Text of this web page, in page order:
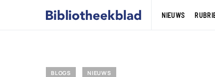
NIEUWS
BLOGS NIEUWS